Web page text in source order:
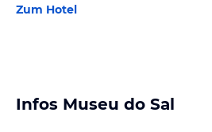
Zum Hotel
Infos Museu do Sal